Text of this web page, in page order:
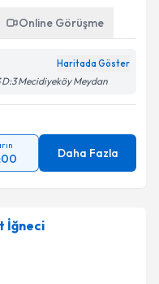
Online Görüşme
Haritada Göster
Mecidiyeköy Meydan
Daha Fazla
İğneci